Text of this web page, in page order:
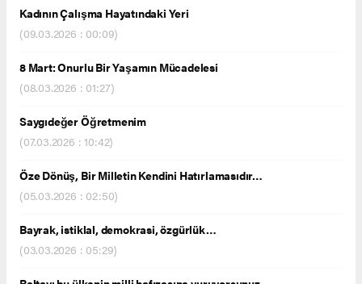
Kadının Çalışma Hayatındaki Yeri
(09.03.2026 : 00:09)
8 Mart: Onurlu Bir Yaşamın Mücadelesi
(08.03.2026 : 01:27)
Saygıdeğer Öğretmenim
(07.03.2026 : 10:42)
Öze Dönüş, Bir Milletin Kendini Hatırlamasıdır…
(05.03.2026 : 02:50)
Bayrak, istiklal, demokrasi, özgürlük…
(03.03.2026 : 05:29)